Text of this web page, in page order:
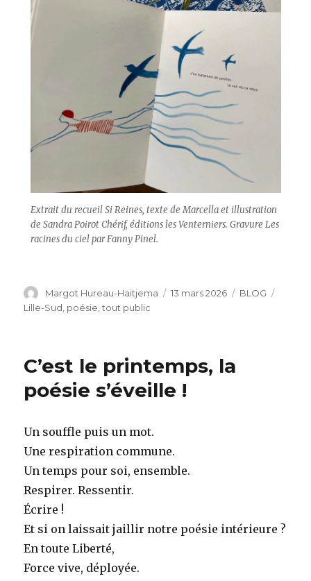
Extrait du recueilSi Reines, texte de Marcella et illustration
de Sandra Poirot Chérif, éditions les Venterniers. Gravure Les
racines du cielpar Fanny Pinel.
Auteur
Margot Hureau-Haitjema
Publié
13 mars 2026 Catégories
BLOG
Lille-Sud poésie ,tout public
C’est le printemps, la
poésie s’éveille !
Un souffle puis un mot.
Une respiration commune.
Un temps pour soi, ensemble.
Respirer. Ressentir.
Écrire !
Et si on laissait jaillir notre poésie intérieure ?
En toute Liberté,
Force vive, déployée.